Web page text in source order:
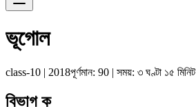
Navigation Menu
ভূগোল
class-10 | 2018পূর্ণমান: 90 | সময়: ৩ ঘণ্টা ১৫ মিনিট
বিভাগ ক